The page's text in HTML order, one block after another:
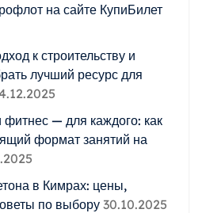
на сайте КупиБилет
к строительству и
лучший ресурс для
фитнес — для каждого: как
формат занятий на
в Кимрах: цены,
по выбору 30.10.2025